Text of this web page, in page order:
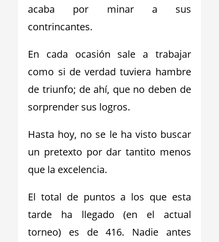
acaba por minar a sus
contrincantes.
En cada ocasión sale a trabajar
como si de verdad tuviera hambre
de triunfo; de ahí, que no deben de
sorprender sus logros.
Hasta hoy, no se le ha visto buscar
un pretexto por dar tantito menos
que la excelencia.
El total de puntos a los que esta
tarde ha llegado (en el actual
torneo) es de 416. Nadie antes